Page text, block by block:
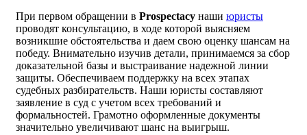
При первом обращении в Prospectacy наши юристы
проводят консультацию, в ходе которой выясняем
возникшие обстоятельства и даем свою оценку шансам на
победу. Внимательно изучив детали, принимаемся за сбор
доказательной базы и выстраивание надежной линии
защиты. Обеспечиваем поддержку на всех этапах
судебных разбирательств. Наши юристы составляют
заявление в суд с учетом всех требований и
формальностей. Грамотно оформленные документы
значительно увеличивают шанс на выигрыш.